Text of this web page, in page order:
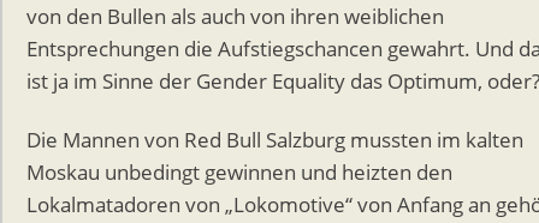
von den Bullen als auch von ihren weiblichen
Entsprechungen die Aufstiegschancen gewahrt. Und
ist ja im Sinne der Gender Equality das Optimum, oder?
Die Mannen von Red Bull Salzburg mussten im kalten
Moskau unbedingt gewinnen und heizten den
Lokalmatadoren von „Lokomotive“ von Anfang an